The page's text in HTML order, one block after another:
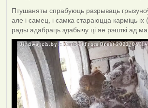
Птушаняты спрабуюць разрываць
але і самец, і самка стараюцца карміць іх
рады адабраць здабычу ці яе рэшткі ад